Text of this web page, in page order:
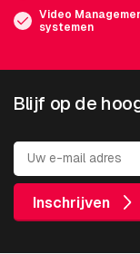
Video
systemen
Blijf op de
Inschrijven